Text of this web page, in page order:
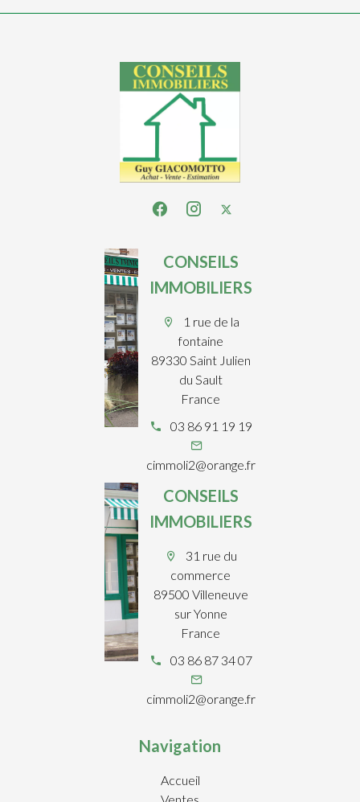
CONSEILS
IMMOBILIERS
1 rue de la
fontaine
89330 Saint Julien
du Sault
France
03 86 91 19 19
cimmoli2@orange.fr
CONSEILS
IMMOBILIERS
31 rue du
commerce
89500 Villeneuve
sur Yonne
France
03 86 87 34 07
cimmoli2@orange.fr
Navigation
Accueil